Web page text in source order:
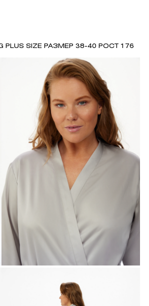
PLUS SIZE РАЗМЕР 38-40 РОСТ 176